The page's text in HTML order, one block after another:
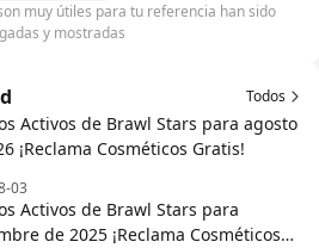
muy útiles para tu referencia han sido
y mostradas
Todos
Activos de Brawl Stars para agosto
¡Reclama Cosméticos Gratis!
03
Activos de Brawl Stars para
de 2025 ¡Reclama Cosméticos